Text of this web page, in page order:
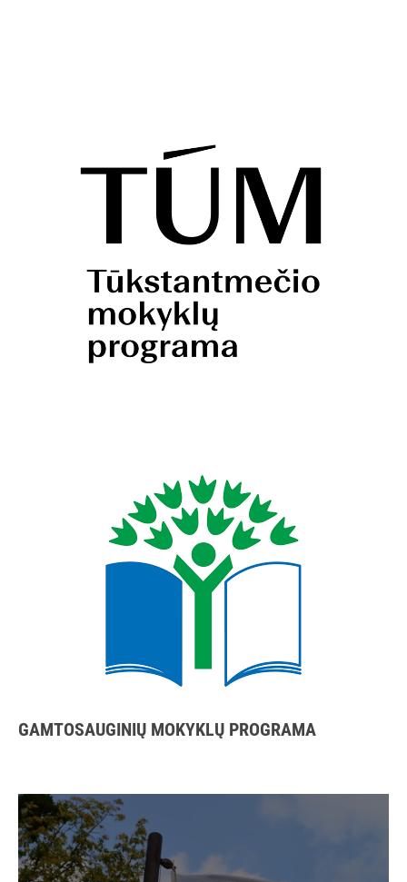
GAMTOSAUGINIŲ MOKYKLŲ PROGRAMA